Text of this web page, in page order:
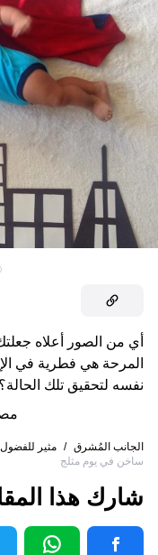
أي من الصور أعلاه
المرحة هي فطرية في
نفسه لتحقيق تلك
الجانب المُشرق / مثير للفضول
ساخن في يوم مثلج
شارك هذا